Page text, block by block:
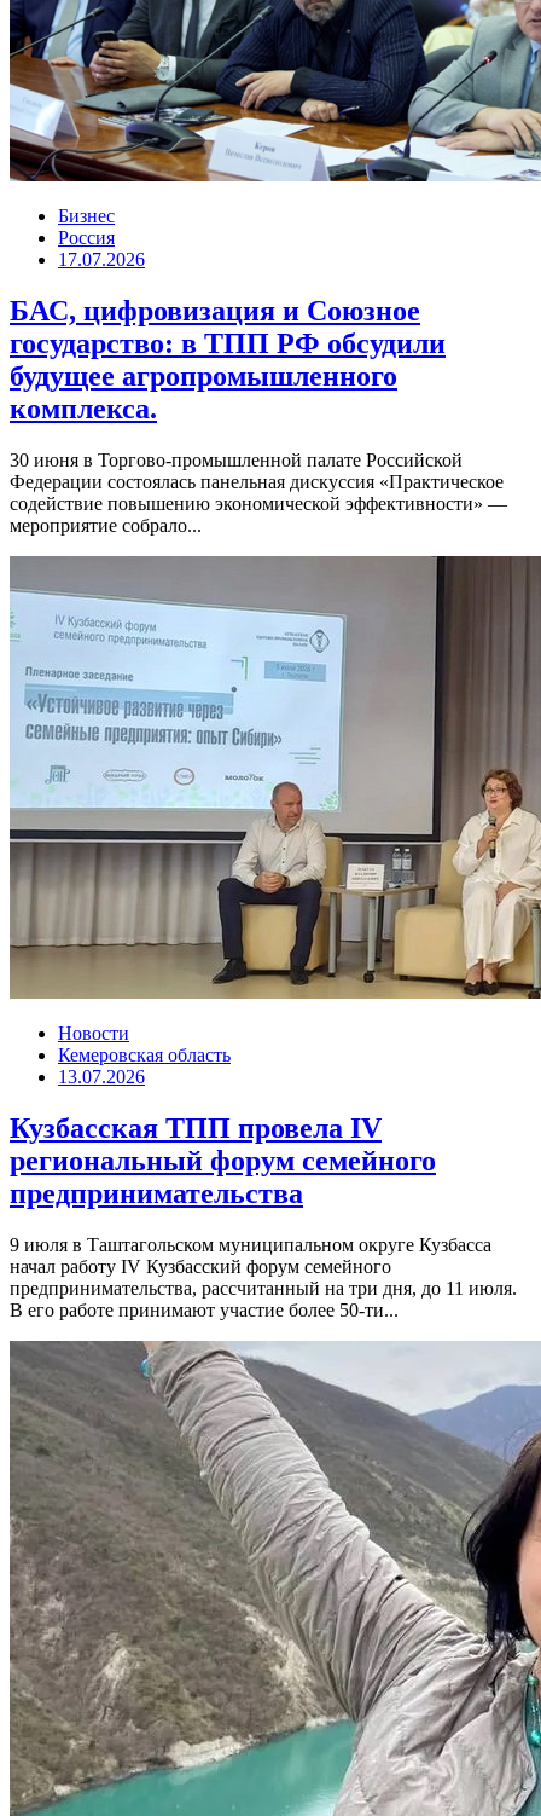
Бизнес
Россия
17.07.2026
БАС, цифровизация и Союзное
государство: в ТПП РФ обсудили
будущее агропромышленного
комплекса.
30 июня в Торгово-промышленной палате Российской
Федерации состоялась панельная дискуссия «Практическое
содействие повышению экономической эффективности» —
мероприятие собрало...
Новости
Кемеровская область
13.07.2026
Кузбасская ТПП провела IV
региональный форум семейного
предпринимательства
9 июля в Таштагольском муниципальном округе Кузбасса
начал работу IV Кузбасский форум семейного
предпринимательства, рассчитанный на три дня, до 11 июля.
В его работе принимают участие более 50-ти...